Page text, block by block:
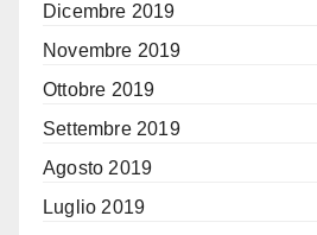
Dicembre 2019
Novembre 2019
Ottobre 2019
Settembre 2019
Agosto 2019
Luglio 2019